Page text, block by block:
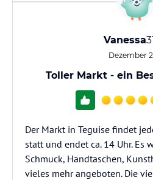
Vanessa
Dezember
Toller Markt - ein
Der Markt in Teguise findet
statt und endet ca. 14 Uhr. Es
Schmuck, Handtaschen,
vieles mehr angeboten. Die